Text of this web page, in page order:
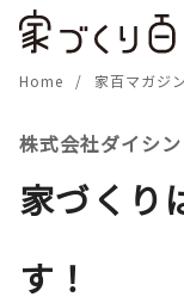
Home 家百マガジン
株式会社ダイシ
家づくり
す！